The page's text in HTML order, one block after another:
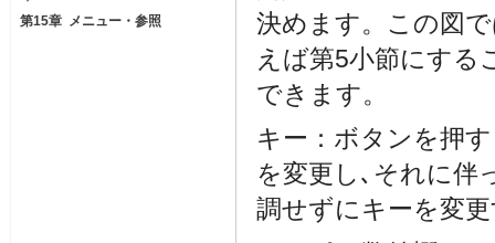
第15章 メニュー・参照
決めます。この図
えば第5小節にする
できます。
キー：ボタンを押
を変更し､それに伴
調せずにキーを変